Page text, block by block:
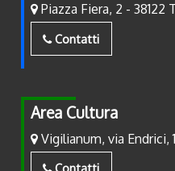
Piazza Fiera, 2 - 38122
Contatti
Area Cultura
Vigilianum, via Endrici,
Contatti